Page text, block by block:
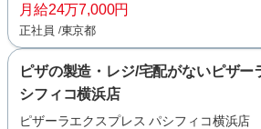
月給24万7,000円
正社員 東京都
ピザの製造・レジ/宅配がないピザー
シフィコ横浜店
ピザーラエクスプレス パシフィコ横浜店